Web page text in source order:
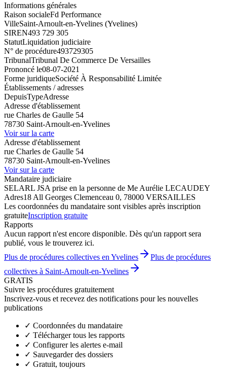
Informations générales
Raison socialeFd Performance
VilleSaint-Arnoult-en-Yvelines (Yvelines)
SIREN493 729 305
StatutLiquidation judiciaire
N° de procédure493729305
TribunalTribunal De Commerce De Versailles
Prononcé le08-07-2021
Forme juridiqueSociété À Responsabilité Limitée
Établissements / adresses
DepuisTypeAdresse
Adresse d'établissement
rue Charles de Gaulle 54
78730 Saint-Arnoult-en-Yvelines
Voir sur la carte
Adresse d'établissement
rue Charles de Gaulle 54
78730 Saint-Arnoult-en-Yvelines
Voir sur la carte
Mandataire judiciaire
SELARL JSA prise en la personne de Me Aurélie LECAUDEY
Adres18 All Georges Clemenceau 0, 78000 VERSAILLES
Les coordonnées du mandataire sont visibles après inscription
gratuiteInscription gratuite
Rapports
Aucun rapport n'est encore disponible. Dès qu'un rapport sera
publié, vous le trouverez ici.
Plus de procédures collectives en Yvelines
Plus de procédures
collectives à Saint-Arnoult-en-Yvelines
GRATIS
Suivre les procédures gratuitement
Inscrivez-vous et recevez des notifications pour les nouvelles
publications
✓ Coordonnées du mandataire
✓ Télécharger tous les rapports
✓ Configurer les alertes e-mail
✓ Sauvegarder des dossiers
✓ Gratuit, toujours